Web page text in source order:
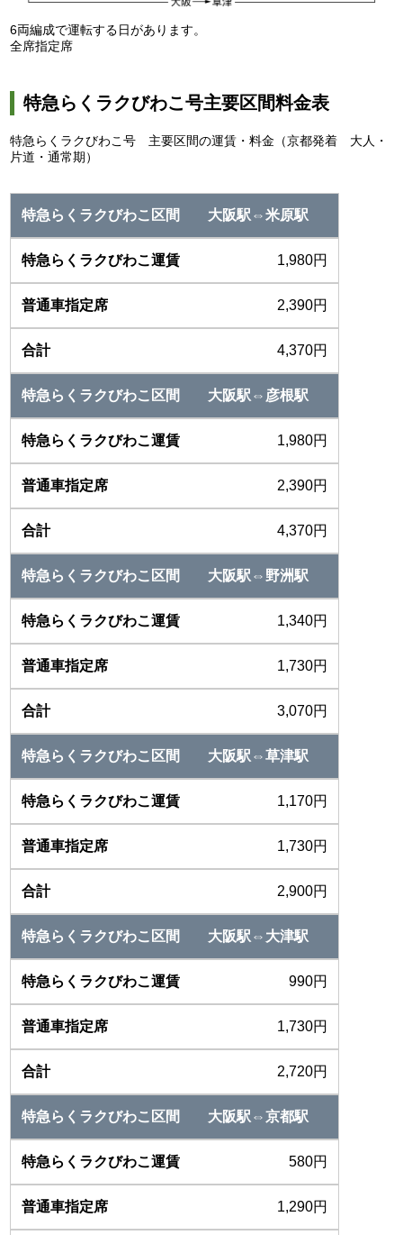
6両編成で運転する日があります。
全席指定席
特急らくラクびわこ号主要区間料金表
特急らくラクびわこ号 主要区間の運賃・料金（京都発着 大人・
片道・通常期）
大阪駅⇔米原駅
1,980円
2,390円
4,370円
大阪駅⇔彦根駅
1,980円
2,390円
4,370円
大阪駅⇔野洲駅
1,340円
1,730円
3,070円
大阪駅⇔草津駅
1,170円
1,730円
2,900円
大阪駅⇔大津駅
990円
1,730円
2,720円
大阪駅⇔京都駅
580円
1,290円